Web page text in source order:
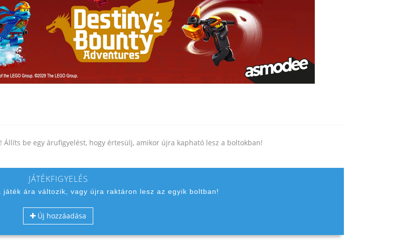
Állíts be egy árufigyelést, hogy értesülj, amikor újra kapható lesz a boltokban!
JÁTÉKFIGYELÉS
ára változik, vagy újra raktáron lesz az egyik boltban!
Új hozzáadása